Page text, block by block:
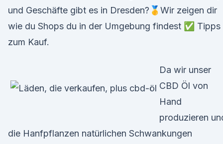
und Geschäfte gibt es in Dresden?🥇Wir zeigen dir
wie du Shops du in der Umgebung findest ✅ Tipps
zum Kauf.
Da wir unser
CBD Öl von
Hand
produzieren
die Hanfpflanzen natürlichen Schwankungen